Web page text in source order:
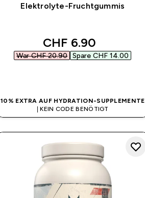
Elektrolyte-Fruchtgummis
discounted price
CHF 6.90‎
War CHF 20.90‎ Spare CHF 14.00‎
10% EXTRA AUF HYDRATION-SUPPLEMENTE
| KEIN CODE BENÖTIGT